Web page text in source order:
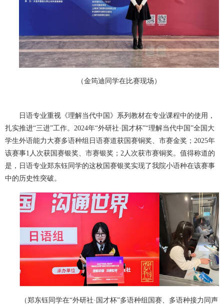
（金筠迪同学在比赛现场）
日语专业重视《理解当代中国》系列教材在专业课程中的使用，
扎实推进“三进”工作。2024年“外研社·国才杯”“理解当代中国”全国大
学生外语能力大赛多语种组日语赛道获国赛铜奖、市赛金奖；2025年
该赛事1人次获国赛银奖、市赛银奖；2人次获市赛铜奖。值得称道的
是，日语专业郑东钰同学的这枚国赛银奖实现了我院小语种在该赛事
中的历史性突破。
（郑东钰同学在“外研社·国才杯”多语种组国赛、多语种接力同声